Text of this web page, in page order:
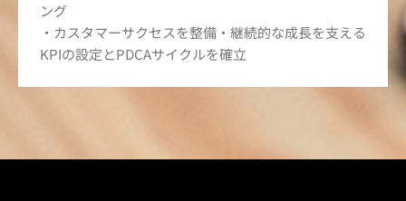
ング
・カスタマーサクセスを整備・継続的な成長を支える
KPIの設定とPDCAサイクルを確立